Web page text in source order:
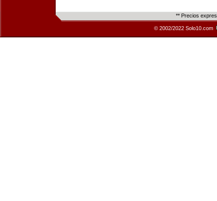
** Precios
© 2002/2022 Solo10.com